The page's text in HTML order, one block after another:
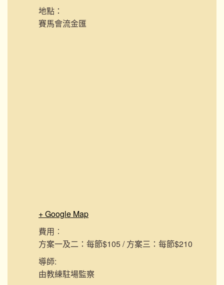
地點：
賽馬會流金匯
+ Google Map
費用︰
方案一及二：每節$105 / 方案三：每節$210
導師:
由教練駐場監察